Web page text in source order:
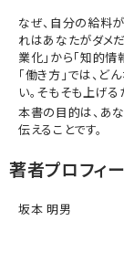
なぜ、自分の給料
れはあなたがダメ
業化」から「知的
「働き方」では、
い。そもそも上げ
本書の目的は、あ
伝えることです。
著者プロフィ
坂本 明男